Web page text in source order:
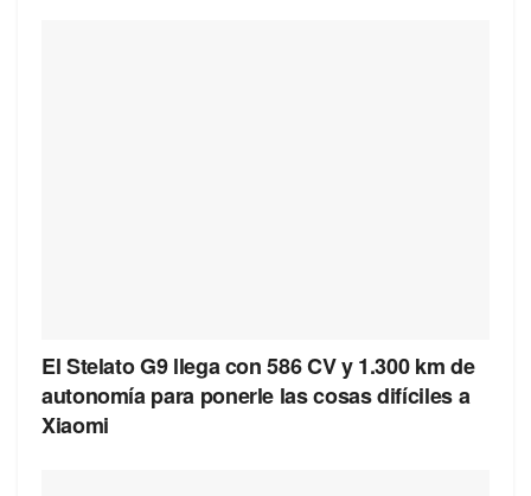
El Stelato G9 llega con 586 CV y 1.300 km de
autonomía para ponerle las cosas difíciles a
Xiaomi